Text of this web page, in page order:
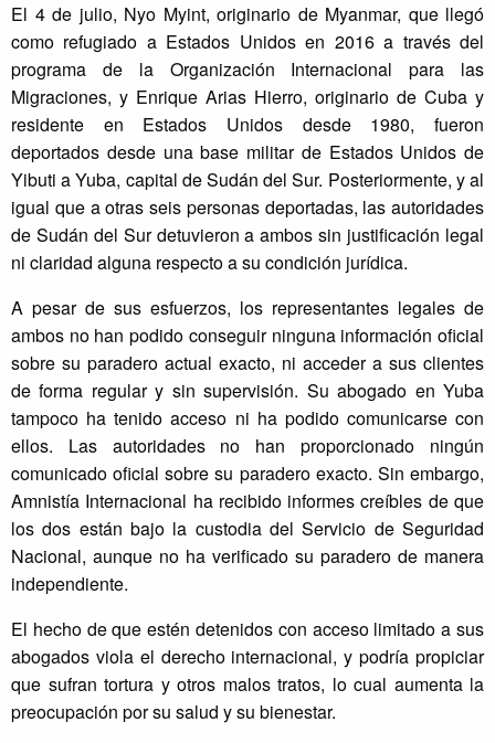
El 4 de julio, Nyo Myint, originario de Myanmar, que llegó
como refugiado a Estados Unidos en 2016 a través del
programa de la Organización Internacional para las
Migraciones, y Enrique Arias Hierro, originario de Cuba y
residente en Estados Unidos desde 1980, fueron
deportados desde una base militar de Estados Unidos de
Yibuti a Yuba, capital de Sudán del Sur. Posteriormente, y al
igual que a otras seis personas deportadas, las autoridades
de Sudán del Sur detuvieron a ambos sin justificación legal
ni claridad alguna respecto a su condición jurídica.
A pesar de sus esfuerzos, los representantes legales de
ambos no han podido conseguir ninguna información oficial
sobre su paradero actual exacto, ni acceder a sus clientes
de forma regular y sin supervisión. Su abogado en Yuba
tampoco ha tenido acceso ni ha podido comunicarse con
ellos. Las autoridades no han proporcionado ningún
comunicado oficial sobre su paradero exacto. Sin embargo,
Amnistía Internacional ha recibido informes creíbles de que
los dos están bajo la custodia del Servicio de Seguridad
Nacional, aunque no ha verificado su paradero de manera
independiente.
El hecho de que estén detenidos con acceso limitado a sus
abogados viola el derecho internacional, y podría propiciar
que sufran tortura y otros malos tratos, lo cual aumenta la
preocupación por su salud y su bienestar.